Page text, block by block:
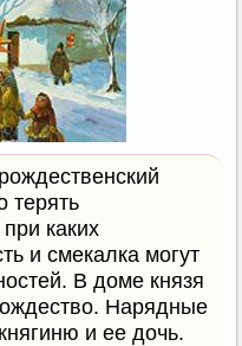
терять
каких
и смекалка могут
В доме князя
Нарядные
и ее дочь.